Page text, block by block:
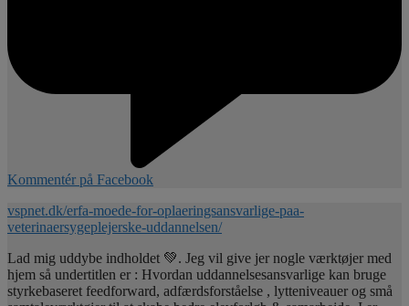
Kommentér på Facebook
vspnet.dk/erfa-moede-for-oplaeringsansvarlige-paa-
veterinaersygeplejerske-uddannelsen/
Lad mig uddybe indholdet 💚. Jeg vil give jer nogle værktøjer med
hjem så undertitlen er : Hvordan uddannelsesansvarlige kan bruge
styrkebaseret feedforward, adfærdsforståelse , lytteniveauer og små